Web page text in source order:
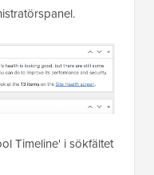
Timeline' i sökfältet